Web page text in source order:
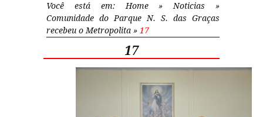
Você está em: Home» Noticias »
Comunidade do Parque N. S. das Graças
recebeu o Metropolita » 17
17